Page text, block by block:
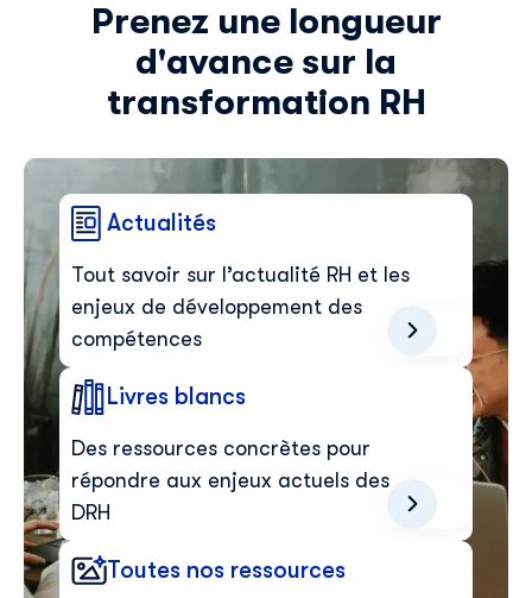
Découvrir Skillup
Prénom
Nom
E-mail professionnel
Téléphone*
Skillup utilise vos informations pour vous fournir du
contenu pertinent sur nos produits et services. Vous
Prenez une longueur
d'avance sur la
transformation RH
Actualités
Tout savoir sur l’actualité RH et les
enjeux de développement des
compétences
Livres blancs
Des ressources concrètes pour
répondre aux enjeux actuels des
DRH
Toutes nos ressources